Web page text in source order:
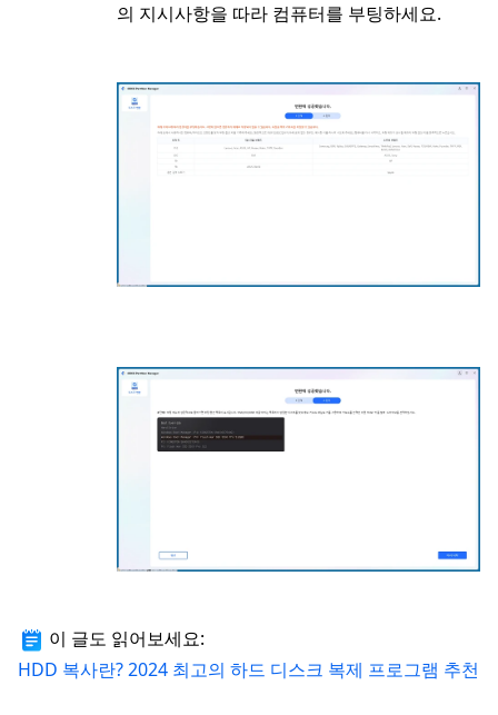
의 지시사항을 따라 컴퓨터를 부팅하세요.
이 글도 읽어보세요:
HDD 복사란? 2024 최고의 하드 디스크 복제 프로그램 추천